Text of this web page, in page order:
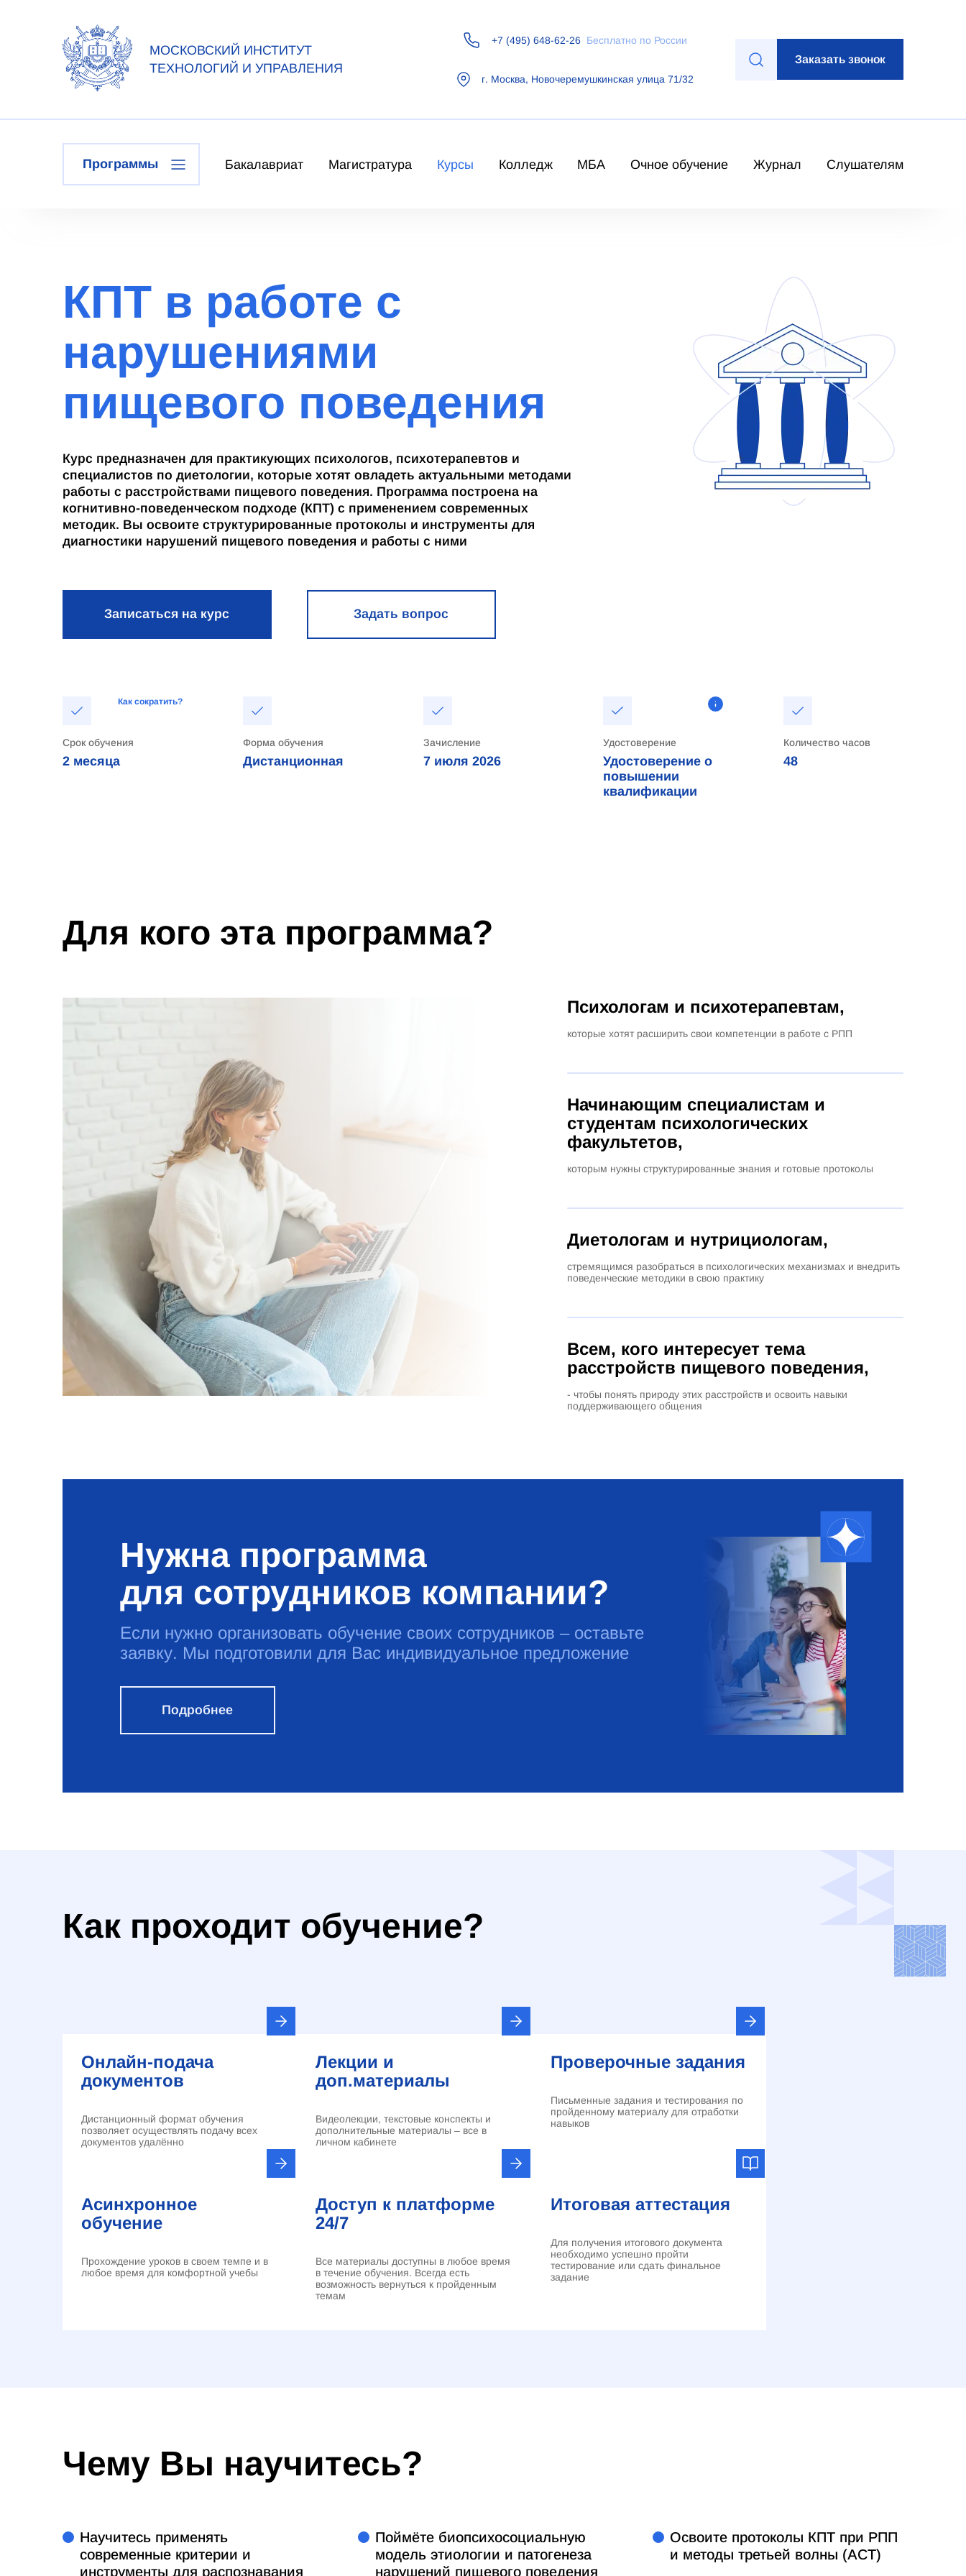
МОСКОВСКИЙ ИНСТИТУТ
ТЕХНОЛОГИЙ И УПРАВЛЕНИЯ
+7 (495) 648-62-26 Бесплатно по России
г. Москва, Новочеремушкинская улица 71/32
Заказать звонок
Программы Бакалавриат Магистратура Курсы Колледж МБА Очное обучение Журнал Слушателям
КПТ в работе с
нарушениями
пищевого поведения
Курс предназначен для практикующих психологов, психотерапевтов и
специалистов по диетологии, которые хотят овладеть актуальными методами
работы с расстройствами пищевого поведения. Программа построена на
когнитивно-поведенческом подходе (КПТ) с применением современных
методик. Вы освоите структурированные протоколы и инструменты для
диагностики нарушений пищевого поведения и работы с ними
Записаться на курс Задать вопрос
Как сократить?
Срок обучения
2 месяца
Форма обучения
Дистанционная
Зачисление
7 июля 2026
Удостоверение
Удостоверение о
повышении
квалификации
Количество часов
48
Для кого эта программа?
Психологам и психотерапевтам,
которые хотят расширить свои компетенции в работе с РПП
Начинающим специалистам и
студентам психологических
факультетов,
которым нужны структурированные знания и готовые протоколы
Диетологам и нутрициологам,
стремящимся разобраться в психологических механизмах и внедрить
поведенческие методики в свою практику
Всем, кого интересует тема
расстройств пищевого поведения,
- чтобы понять природу этих расстройств и освоить навыки
поддерживающего общения
Нужна программа
для сотрудников компании?
Если нужно организовать обучение своих сотрудников – оставьте
заявку. Мы подготовили для Вас индивидуальное предложение
Подробнее
Как проходит обучение?
Онлайн-подача
документов
Дистанционный формат обучения
позволяет осуществлять подачу всех
документов удалённо
Лекции и
доп.материалы
Видеолекции, текстовые конспекты и
дополнительные материалы – все в
личном кабинете
Проверочные задания
Письменные задания и тестирования по
пройденному материалу для отработки
навыков
Асинхронное
обучение
Прохождение уроков в своем темпе и в
любое время для комфортной учебы
Доступ к платформе
24/7
Все материалы доступны в любое время
в течение обучения. Всегда есть
возможность вернуться к пройденным
темам
Итоговая аттестация
Для получения итогового документа
необходимо успешно пройти
тестирование или сдать финальное
задание
Чему Вы научитесь?
Научитесь применять
современные критерии и
инструменты для распознавания
Поймёте биопсихосоциальную
модель этиологии и патогенеза
нарушений пищевого поведения
Освоите протоколы КПТ при РПП
и методы третьей волны (ACT)